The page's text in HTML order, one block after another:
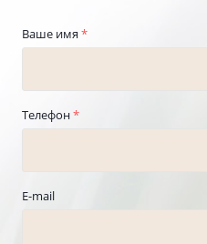
Ваше имя *
Телефон*
E-mail